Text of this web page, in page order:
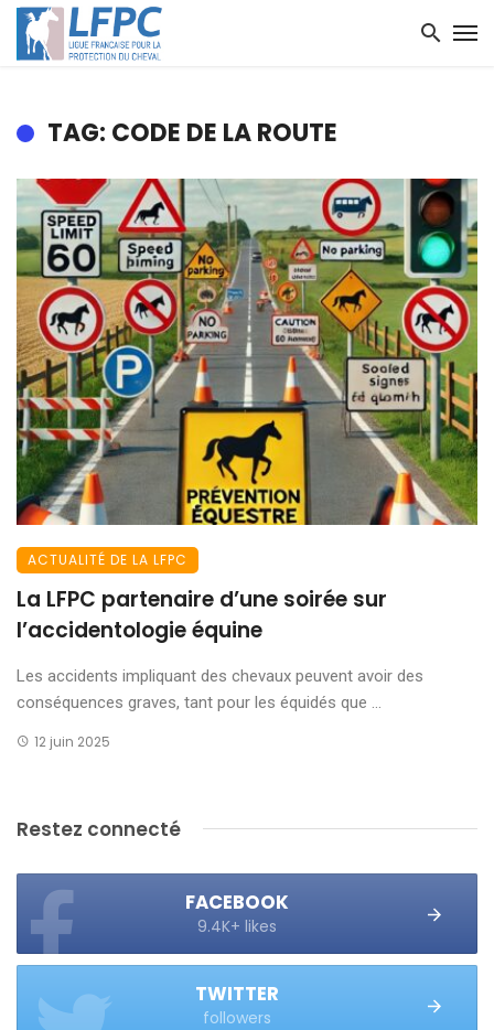
TAG: CODE DE LA ROUTE
ACTUALITÉ DE LA LFPC
La LFPC partenaire d’une soirée sur
l’accidentologie équine
Les accidents impliquant des chevaux peuvent avoir des
conséquences graves, tant pour les équidés que ...
12 juin 2025
Restez connecté
FACEBOOK
9.4K+ likes
TWITTER
followers